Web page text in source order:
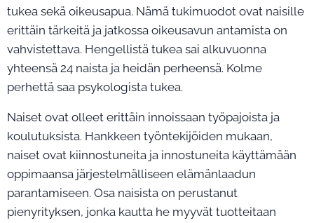
tukea sekä oikeusapua. Nämä tukimuodot ovat naisille
erittäin tärkeitä ja jatkossa oikeusavun antamista on
vahvistettava. Hengellistä tukea sai alkuvuonna
yhteensä 24 naista ja heidän perheensä. Kolme
perhettä saa psykologista tukea.
Naiset ovat olleet erittäin innoissaan työpajoista ja
koulutuksista. Hankkeen työntekijöiden mukaan,
naiset ovat kiinnostuneita ja innostuneita käyttämään
oppimaansa järjestelmälliseen elämänlaadun
parantamiseen. Osa naisista on perustanut
pienyrityksen, jonka kautta he myyvät tuotteitaan